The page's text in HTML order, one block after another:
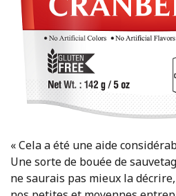
« Cela a été une aide
Une sorte de bouée de
ne saurais pas mieux la